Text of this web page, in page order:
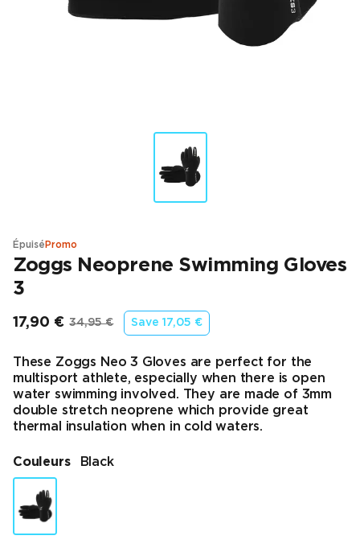
Épuisé Promo
Zoggs Neoprene Swimming Gloves
3
17,90 €
Prix final
34,95 €
Prix d’origine
Save17,05 €
These Zoggs Neo 3 Gloves are perfect for the
multisport athlete, especially when there is open
water swimming involved. They are made of 3mm
double stretch neoprene which provide great
thermal insulation when in cold waters.
Couleurs Black